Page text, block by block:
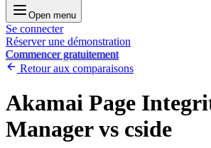
Open menu
Se connecter
Réserver une démonstration
Commencer gratuitement
Retour aux comparaisons
Akamai Page
Manager vs cside